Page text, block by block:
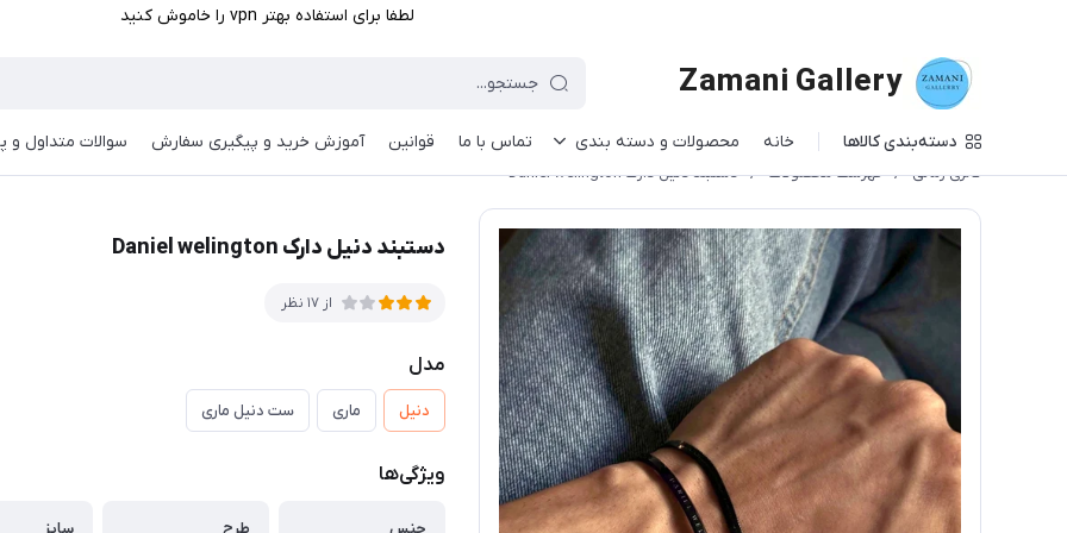
لطفا برای استفاده بهتر vpn را خاموش کنید
Zamani Gallery
دسته‌بندی کالاها خانه محصولات و دسته بندی تماس با ما قوانین آموزش خرید و پیگیری سفارش سوالات متداول و
گالری زمانی / فهرست محصولات / دستبند دنیل دارک Daniel welington
دستبند دنیل دارک Daniel welington
از 17 نظر
مدل
دنیل ماری ست دنیل ماری
ویژگی‌ها
جنس طرح سایز